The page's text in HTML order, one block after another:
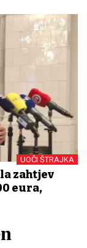
UOČI ŠTRAJKA
zahtjev
eura,